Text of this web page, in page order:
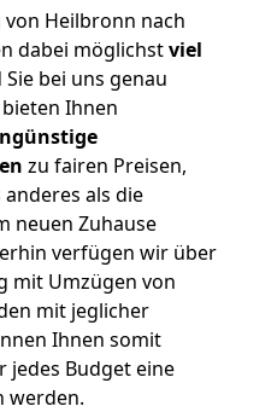
von Heilbronn nach
dabei möglichstviel
bei uns genau
Ihnen
zu fairen Preisen,
als die
neuen Zuhause
verfügen wir über
mit Umzügen von
mit jeglicher
Ihnen somit
jedes Budget eine
werden.